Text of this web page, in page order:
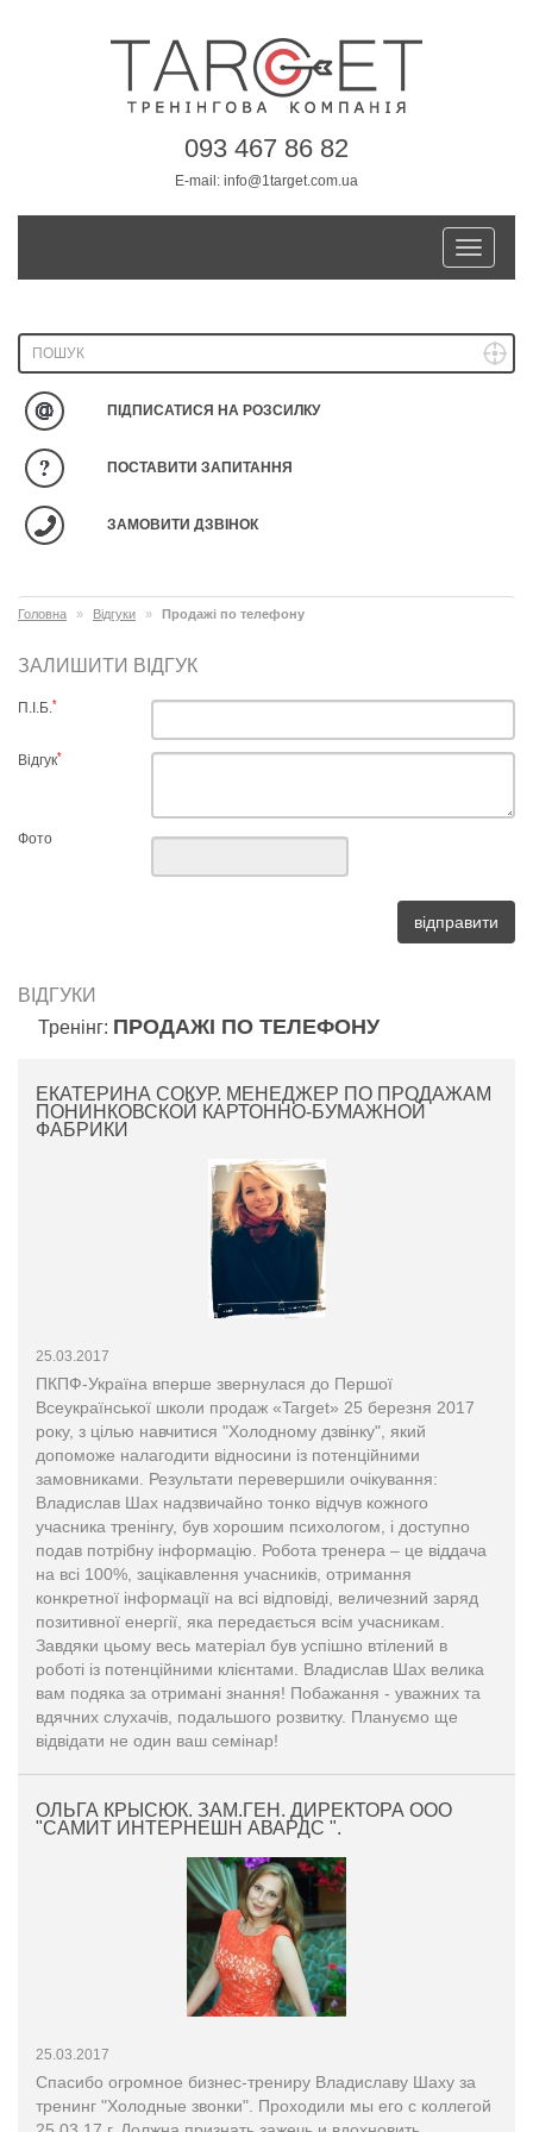
093 467 86 82
E-mail: info@1target.com.ua
Toggle
ПІДПИСАТИСЯ НА РОЗСИЛКУ
ПОСТАВИТИ ЗАПИТАННЯ
ЗАМОВИТИ ДЗВІНОК
Головна Відгуки Продажі по телефону
ЗАЛИШИТИ ВІДГУК
П.І.Б.*
Відгук*
Фото
ВІДГУКИ
Тренінг: ПРОДАЖІ ПО ТЕЛЕФОНУ
ЕКАТЕРИНА СОКУР. МЕНЕДЖЕР ПО ПРОДАЖАМ
ПОНИНКОВСКОЙ КАРТОННО-БУМАЖНОЙ
ФАБРИКИ
25.03.2017
ПКПФ-Україна вперше звернулася до Першої
Всеукраїнської школи продаж «Target» 25 березня 2017
року, з цілью навчитися "Холодному дзвінку", який
допоможе налагодити відносини із потенційними
замовниками. Результати перевершили очікування:
Владислав Шах надзвичайно тонко відчув кожного
учасника тренінгу, був хорошим психологом, і доступно
подав потрібну інформацію. Робота тренера – це віддача
на всі 100%, зацікавлення учасників, отримання
конкретної інформації на всі відповіді, величезний заряд
позитивної енергії, яка передається всім учасникам.
Завдяки цьому весь матеріал був успішно втілений в
роботі із потенційними клієнтами. Владислав Шах велика
вам подяка за отримані знання! Побажання - уважних та
вдячних слухачів, подальшого розвитку. Плануємо ще
відвідати не один ваш семінар!
ОЛЬГА КРЫСЮК. ЗАМ.ГЕН. ДИРЕКТОРА ООО
"САМИТ ИНТЕРНЕШН АВАРДС ".
25.03.2017
Спасибо огромное бизнес-трениру Владиславу Шаху за
тренинг "Холодные звонки". Проходили мы его с коллегой